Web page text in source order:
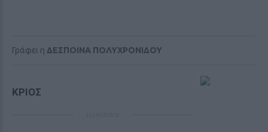
Γράφει η ΔΕΣΠΟΙΝΑ ΠΟΛΥΧΡΟΝΙΔΟΥ
ΚΡΙΟΣ